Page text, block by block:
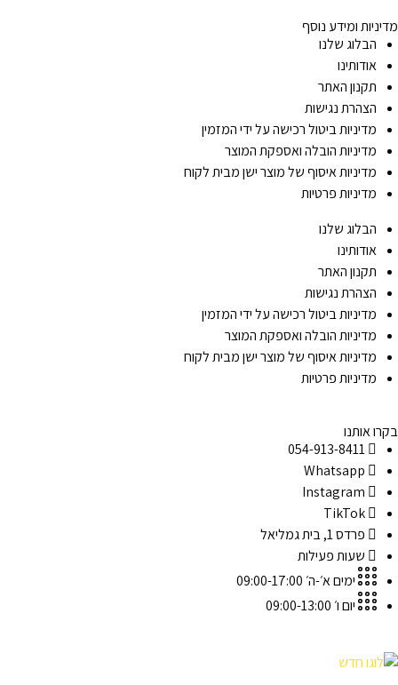
מדיניות ומידע נוסף
הבלוג שלנו
אודותינו
תקנון האתר
הצהרת נגישות
מדיניות ביטול רכישה על ידי המזמין
מדיניות הובלה ואספקת המוצר
מדיניות איסוף של מוצר ישן מבית לקוח
מדיניות פרטיות
הבלוג שלנו
אודותינו
תקנון האתר
הצהרת נגישות
מדיניות ביטול רכישה על ידי המזמין
מדיניות הובלה ואספקת המוצר
מדיניות איסוף של מוצר ישן מבית לקוח
מדיניות פרטיות
בקרו אותנו
054-913-8411
Whatsapp
Instagram
TikTok
פרדס 1, בית גמליאל
שעות פעילות
ימים א׳-ה׳ 09:00-17:00
יום ו׳ 09:00-13:00